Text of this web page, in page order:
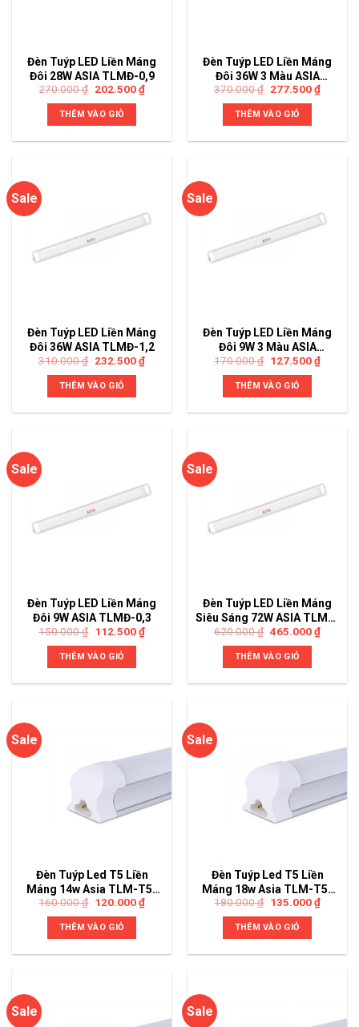
Đèn Tuýp LED Liền Máng
Đôi 28W ASIA TLMĐ-0,9
270.000₫ 202.500₫
THÊM VÀO GIỎ
Đèn Tuýp LED Liền Máng
Đôi 36W 3 Màu ASIA
TLMĐ-1,2-DM
370.000₫ 277.500₫
THÊM VÀO GIỎ
Sale
Đèn Tuýp LED Liền Máng
Đôi 36W ASIA TLMĐ-1,2
310.000₫ 232.500₫
THÊM VÀO GIỎ
Sale
Đèn Tuýp LED Liền Máng
Đôi 9W 3 Màu ASIA
TLMĐ-0,3-DM
170.000₫ 127.500₫
THÊM VÀO GIỎ
Sale
Đèn Tuýp LED Liền Máng
Đôi 9W ASIA TLMĐ-0,3
150.000₫ 112.500₫
THÊM VÀO GIỎ
Sale
Đèn Tuýp LED Liền Máng
Siêu Sáng 72W ASIA TLMT-
1,2
620.000₫ 465.000₫
THÊM VÀO GIỎ
Sale
Đèn Tuýp Led T5 Liền
Máng 14w Asia TLM-T5-
0,9
160.000₫ 120.000₫
THÊM VÀO GIỎ
Sale
Đèn Tuýp Led T5 Liền
Máng 18w Asia TLM-T5-
1,2
180.000₫ 135.000₫
THÊM VÀO GIỎ
Sale Sale